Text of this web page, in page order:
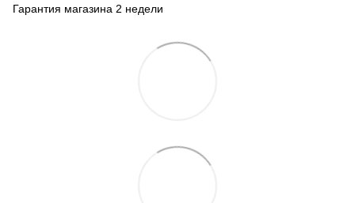
Гарантия магазина 2 недели